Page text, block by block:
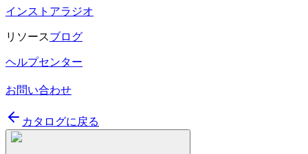
インストアラジオ
リソースブログ
ヘルプセンター
お問い合わせ
カタログに戻る